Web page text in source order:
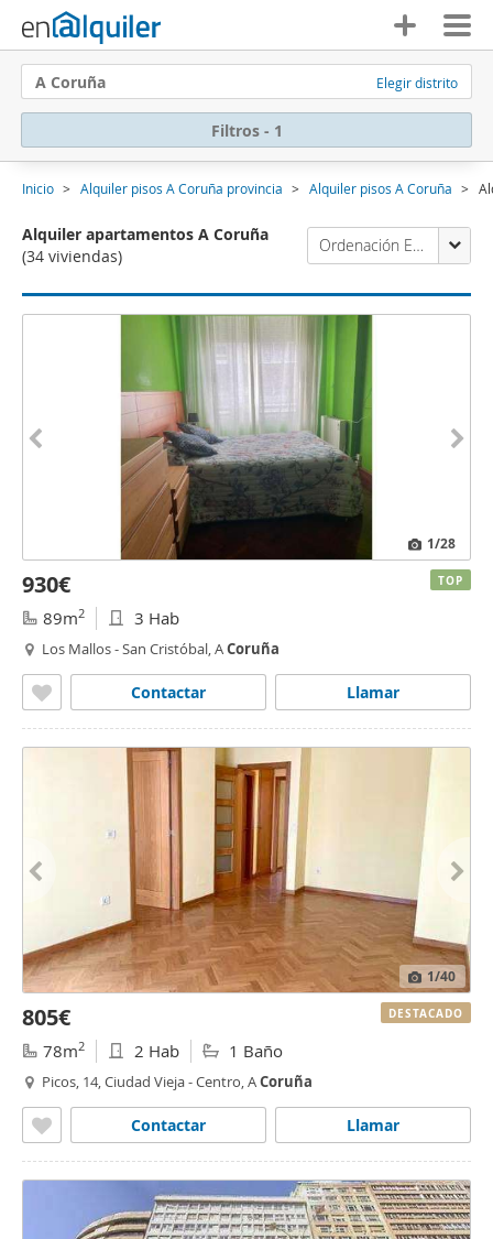
A Coruña Elegir distrito
Filtros - 1
Inicio Alquiler pisos A Coruña provincia Alquiler pisos A Coruña
Alquiler apartamentos A Coruña
(34 viviendas)
Ordenación Enalquiler
1/28
930€
89m2 3 Hab
Los Mallos - San Cristóbal, ACoruña
Llamar
Contactar
TOP
1/40
805€
78m2 2 Hab 1 Baño
Picos, 14, Ciudad Vieja - Centro, ACoruña
Llamar
Contactar
DESTACADO